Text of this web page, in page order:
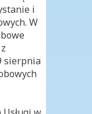
i
W
sierpnia